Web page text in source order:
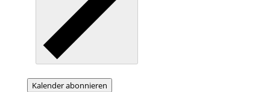
Kalender abonnieren